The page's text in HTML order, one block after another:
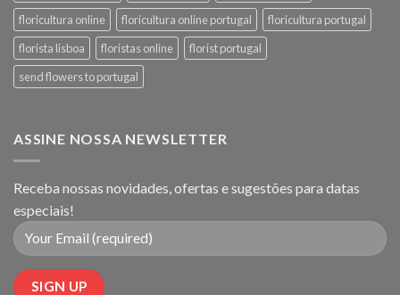
floricultura online
floricultura online portugal
floricultura portugal
florista lisboa
floristas online
florist portugal
send flowers to portugal
ASSINE NOSSA NEWSLETTER
Receba nossas novidades, ofertas e sugestões para datas
especiais!